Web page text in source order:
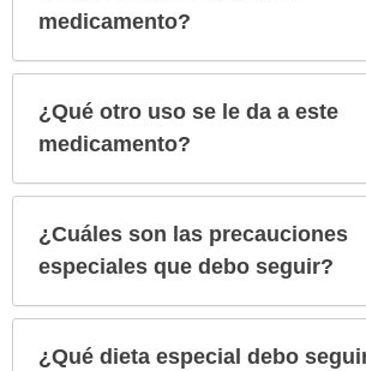
medicamento?
¿Qué otro uso se le da a este
medicamento?
¿Cuáles son las precauciones
especiales que debo seguir?
¿Qué dieta especial debo